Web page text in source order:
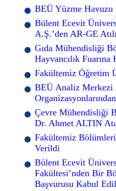
BEÜ Yüzme Havuzu
Bülent Ecevit
A.Ş.’den AR-GE
Gıda Mühendisliği
Hayvancılık Fuarına
Fakültemiz Öğretim
BEÜ Analiz Merkezi
Çevre Mühendisliği
Dr. Ahmet ALTIN
Fakültemiz
Verildi
Bülent Ecevit
Fakültesi’nden Bir
Başvurusu Kabul